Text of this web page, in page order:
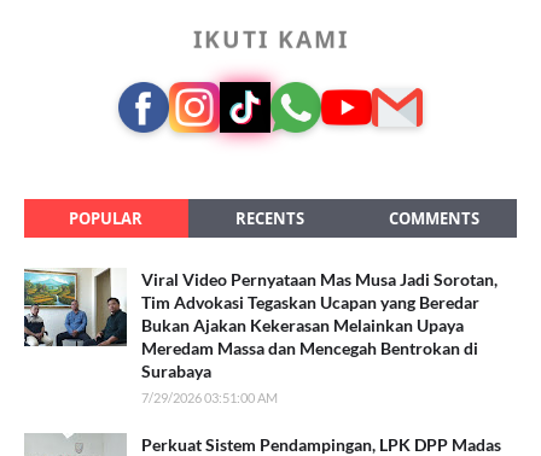
IKUTI KAMI
POPULAR RECENTS COMMENTS
Viral Video Pernyataan Mas Musa Jadi Sorotan,
Tim Advokasi Tegaskan Ucapan yang Beredar
Bukan Ajakan Kekerasan Melainkan Upaya
Meredam Massa dan Mencegah Bentrokan di
Surabaya
7/29/2026 03:51:00 AM
Perkuat Sistem Pendampingan, LPK DPP Madas